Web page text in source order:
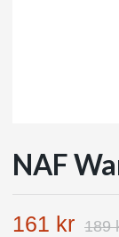
NAF
161 kr 189